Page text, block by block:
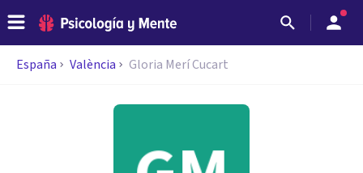
España València Gloria Merí Cucart